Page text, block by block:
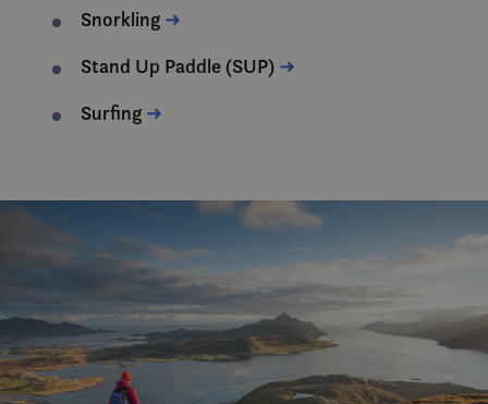
Snorkling ➜
Stand Up Paddle (SUP) ➜
Surfing ➜